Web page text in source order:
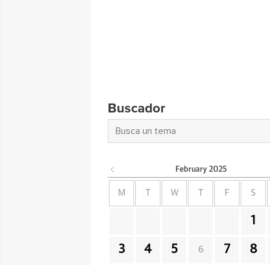
Buscador
February 2025
M W F S
1
3 4 5 6 7 8